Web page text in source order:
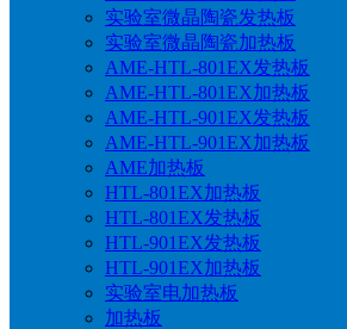
实验室微晶陶瓷发热板
实验室微晶陶瓷加热板
AME-HTL-801EX发热板
AME-HTL-801EX加热板
AME-HTL-901EX发热板
AME-HTL-901EX加热板
AME加热板
HTL-801EX加热板
HTL-801EX发热板
HTL-901EX发热板
HTL-901EX加热板
实验室电加热板
加热板